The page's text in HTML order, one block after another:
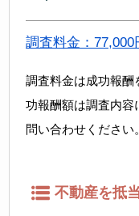
調査料金：
調査料金は成功報酬
功報酬額は調査内容
問い合わせください。
不動産を抵